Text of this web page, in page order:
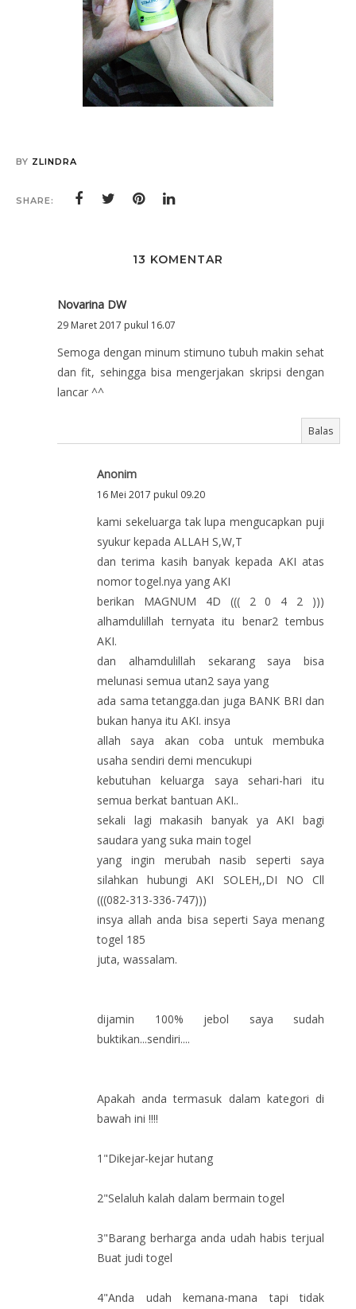
BY ZLINDRA
SHARE:
13 KOMENTAR
Novarina DW
29 Maret 2017 pukul 16.07
Semoga dengan minum stimuno tubuh makin sehat
dan fit, sehingga bisa mengerjakan skripsi dengan
lancar ^^
Balas
Anonim
16 Mei 2017 pukul 09.20
kami sekeluarga tak lupa mengucapkan puji
syukur kepada ALLAH S,W,T
dan terima kasih banyak kepada AKI atas
nomor togel.nya yang AKI
berikan MAGNUM 4D ((( 2 0 4 2 )))
alhamdulillah ternyata itu benar2 tembus
AKI.
dan alhamdulillah sekarang saya bisa
melunasi semua utan2 saya yang
ada sama tetangga.dan juga BANK BRI dan
bukan hanya itu AKI. insya
allah saya akan coba untuk membuka
usaha sendiri demi mencukupi
kebutuhan keluarga saya sehari-hari itu
semua berkat bantuan AKI..
sekali lagi makasih banyak ya AKI bagi
saudara yang suka main togel
yang ingin merubah nasib seperti saya
silahkan hubungi AKI SOLEH,,DI NO Cll
(((082-313-336-747)))
insya allah anda bisa seperti Saya menang
togel 185
juta, wassalam.
dijamin 100% jebol saya sudah
buktikan...sendiri....
Apakah anda termasuk dalam kategori di
bawah ini !!!!
1"Dikejar-kejar hutang
2"Selaluh kalah dalam bermain togel
3"Barang berharga anda udah habis terjual
Buat judi togel
4"Anda udah kemana-mana tapi tidak